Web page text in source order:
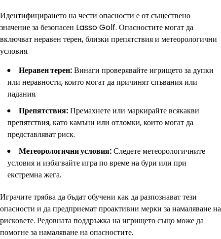
Идентифицирането на чести опасности е от съществено
значение за безопасен Lasso Golf. Опасностите могат да
включват неравен терен, близки препятствия и метеорологични
условия.
Неравен терен:Винаги проверявайте игрището за дупки
или неравности, които могат да причинят спъвания или
падания.
Препятствия:Премахнете или маркирайте всякакви
препятствия, като камъни или отломки, които могат да
представляват риск.
Метеорологични условия:Следете метеорологичните
условия и избягвайте игра по време на бури или при
екстремна жега.
Играчите трябва да бъдат обучени как да разпознават тези
опасности и да предприемат проактивни мерки за намаляване на
рисковете. Редовната поддръжка на игрището също може да
помогне за намаляване на опасностите.